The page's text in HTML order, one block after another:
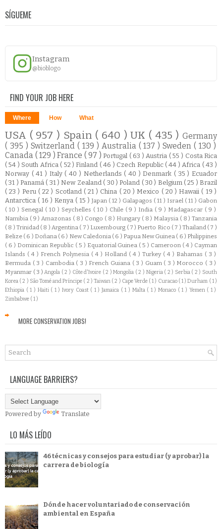
SÍGUEME
Instagram
@bioblogo
FIND YOUR JOB HERE
Where How What
USA ( 957 ) Spain ( 640 )UK ( 435 )Germany
( 395 ) Switzerland ( 139 ) Australia ( 137 )Sweden( 130 )
Canada ( 129 )France ( 97 )Portugal ( 63 ) Austria ( 55 ) Costa Rica
( 54 ) South Africa ( 52 )Finland ( 46 ) Czech Republic ( 44 ) Africa ( 43 )
Norway ( 41 ) Italy ( 40 ) Netherlands ( 40 )Denmark ( 35 ) Ecuador
( 31 )Panamá ( 31 ) New Zealand ( 30 )Poland ( 30 ) Belgium ( 25 )Brazil
( 23 ) Peru ( 22 ) Scotland ( 21 ) China ( 20 ) Mexico ( 20 )Hawaii ( 19 )
Antarctica ( 16 ) Kenya ( 15 ) Japan ( 12 ) Galapagos ( 11 ) Israel ( 11 ) Gabon
( 10 ) Senegal ( 10 ) Seychelles ( 10 ) Chile ( 9 ) India ( 9 ) Madagascar ( 9 )
Namibia ( 9 ) Amazonas ( 8 ) Congo ( 8 ) Hungary ( 8 ) Malaysia ( 8 ) Tanzania
( 8 ) Trinidad ( 8 ) Argentina ( 7 ) Luxembourg ( 7 ) Puerto Rico ( 7 ) Thailand ( 7 )
Belize ( 6 ) Doñana ( 6 ) New Caledonia ( 6 ) Papua New Guinea ( 6 ) Philippines
( 6 ) Dominican Republic ( 5 ) Equatorial Guinea ( 5 ) Cameroon ( 4 ) Cayman
Islands ( 4 ) French Polynesia ( 4 ) Holland ( 4 ) Turkey ( 4 ) Bahamas ( 3 )
Bermuda ( 3 ) Cambodia ( 3 ) French Guiana ( 3 ) Guam ( 3 ) Morocco ( 3 )
Myanmar ( 3 ) Angola ( 2 ) Côte d'Ivoire ( 2 )Mongolia ( 2 ) Nigeria ( 2 ) Serbia ( 2 ) South
Korea ( 2 ) São Tomé and Príncipe ( 2 ) Taiwan ( 2 ) Cape Verde ( 1 ) Curacao ( 1 )Durham ( 1 )
Ethiopia ( 1 ) Haiti ( 1 ) Ivory Coast ( 1 )Jamaica ( 1 ) Malta ( 1 )Monaco ( 1 ) Yemen ( 1 )
Zimbabwe ( 1 )
MORE CONSERVATION JOBS!
LANGUAGE BARRIERS?
Powered by Translate
LO MÁS LEÍDO
46 técnicas y consejos para estudiar (y aprobar) la
carrera de biología
Dónde hacer voluntariado de conservación
ambiental en España